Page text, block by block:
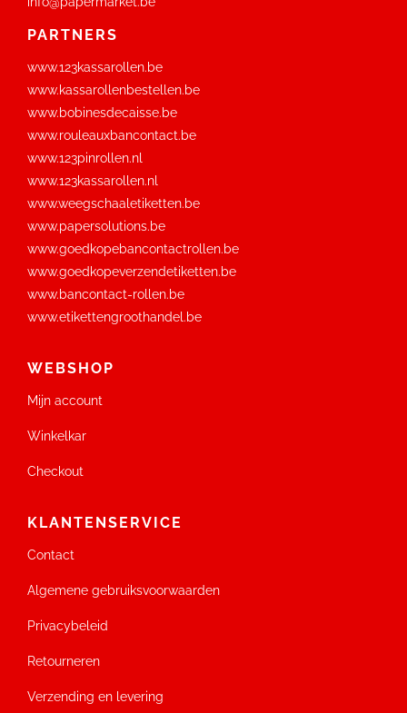
PARTNERS
www.123kassarollen.be
www.kassarollenbestellen.be
www.bobinesdecaisse.be
www.rouleauxbancontact.be
www.123pinrollen.nl
www.123kassarollen.nl
www.weegschaaletiketten.be
www.papersolutions.be
www.goedkopebancontactrollen.be
www.goedkopeverzendetiketten.be
www.bancontact-rollen.be
www.etikettengroothandel.be
WEBSHOP
Mijn account
Winkelkar
Checkout
KLANTENSERVICE
Contact
Algemene gebruiksvoorwaarden
Privacybeleid
Retourneren
Verzending en levering